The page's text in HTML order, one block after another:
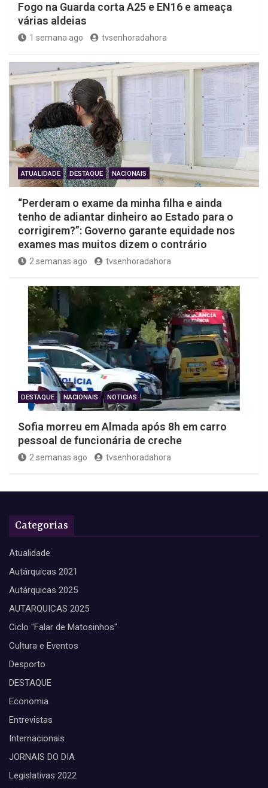
Fogo na Guarda corta A25 e EN16 e ameaça
várias aldeias
1 semana ago tvsenhoradahora
ATUALIDADE DESTAQUE NACIONAIS
“Perderam o exame da minha filha e ainda
tenho de adiantar dinheiro ao Estado para o
corrigirem?”: Governo garante equidade nos
exames mas muitos dizem o contrário
2 semanas ago tvsenhoradahora
DESTAQUE NACIONAIS NOTICIAS
Sofia morreu em Almada após 8h em carro
pessoal de funcionária de creche
2 semanas ago tvsenhoradahora
Categorias
Atualidade
Autárquicas 2021
Autárquicas 2025
AUTARQUICAS 2025
Ciclo "Falar de Matosinhos"
Cultura e Eventos
Desporto
DESTAQUE
Economia
Entrevistas
Internacionais
JORNAIS DO DIA
Legislativas 2022